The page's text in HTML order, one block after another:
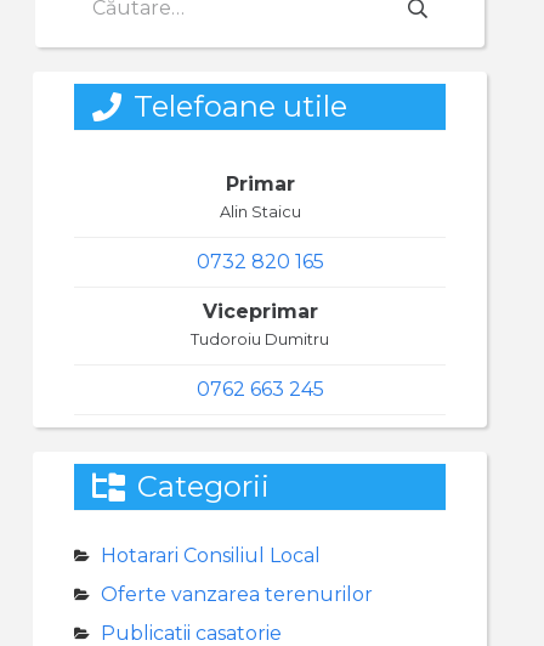
după:
Telefoane utile
Primar
Alin Staicu
0732 820 165
Viceprimar
Tudoroiu Dumitru
0762 663 245
Categorii
Hotarari Consiliul Local
Oferte vanzarea terenurilor
Publicatii casatorie